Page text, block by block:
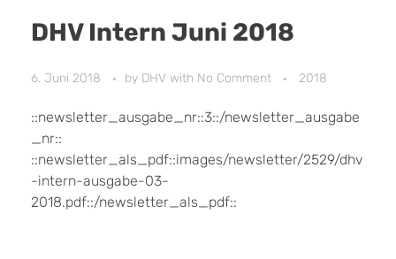
DHV Intern Juni 2018
6. Juni 2018 by DHV with No Comment 2018
::newsletter_ausgabe_nr::3::/newsletter_ausgabe
_nr::
::newsletter_als_pdf::images/newsletter/2529/dhv
-intern-ausgabe-03-
2018.pdf::/newsletter_als_pdf::